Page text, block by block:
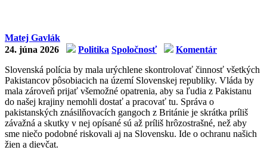
Matej Gavlák
24. júna 2026
Politika Spoločnosť
Komentár
Slovenská polícia by mala urýchlene skontrolovať činnosť všetkých
Pakistancov pôsobiacich na území Slovenskej republiky. Vláda by
mala zároveň prijať všemožné opatrenia, aby sa ľudia z Pakistanu
do našej krajiny nemohli dostať a pracovať tu. Správa o
pakistanských znásilňovacích gangoch z Británie je skrátka príliš
závažná a skutky v nej opísané sú až príliš hrôzostrašné, než aby
sme niečo podobné riskovali aj na Slovensku. Ide o ochranu našich
žien a dievčat.